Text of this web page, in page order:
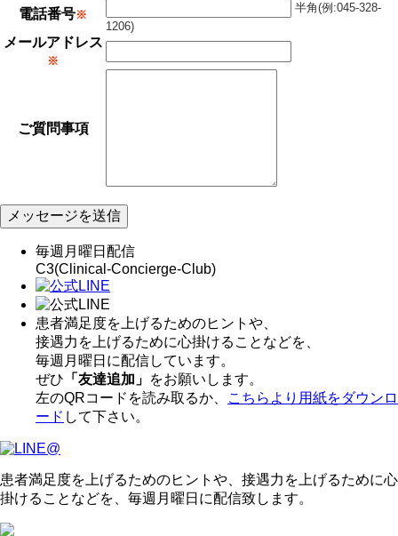
電話番号※
半角(例:045-328-
1206)
メールアドレス
※
ご質問事項
メッセージを送信
毎週月曜日配信
C3(Clinical-Concierge-Club)
患者満足度を上げるためのヒントや、
接遇力を上げるために心掛けることなどを、
毎週月曜日に配信しています。
ぜひ 「友達追加」 をお願いします。
左のQRコードを読み取るか、
こちらより用紙をダウンロ
ード して下さい。
患者満足度を上げるためのヒントや、接遇力を上げるために心
掛けることなどを、毎週月曜日に配信致します。